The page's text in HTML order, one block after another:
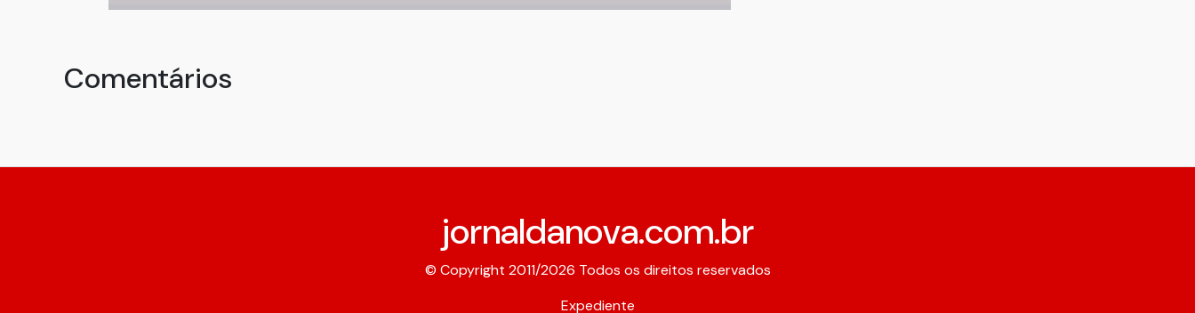
Comentários
jornaldanova.com.br
© Copyright 2011/2026 Todos os direitos reservados
Expediente